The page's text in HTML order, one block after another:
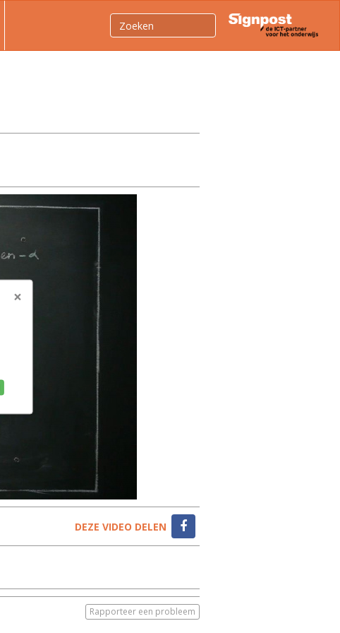
×
DEZE VIDEO DELEN
Rapporteer een probleem